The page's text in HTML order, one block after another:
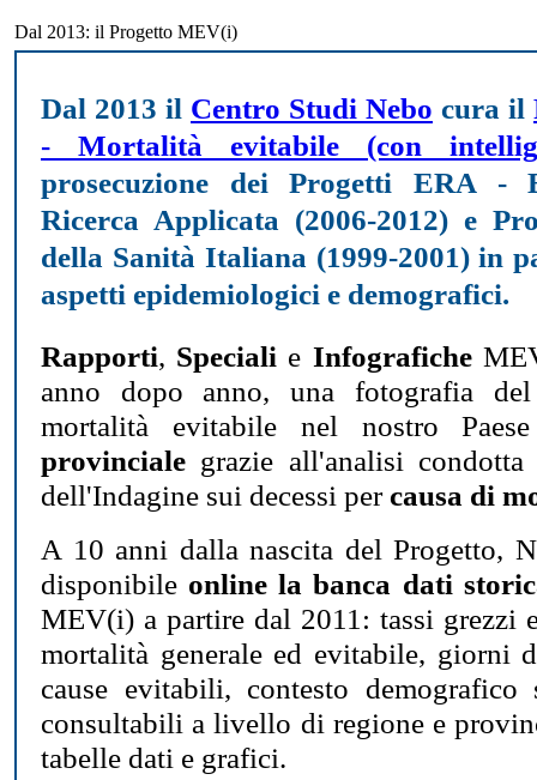
Dal 2013: il Progetto MEV(i)
Dal 2013 il Centro Studi Nebo cura il
- Mortalità evitabile (con
prosecuzione dei Progetti ERA -
Ricerca Applicata (2006-2012) e
della Sanità Italiana (1999-2001) in
aspetti epidemiologici e demografici.
Rapporti, Speciali e Infografiche
anno dopo anno, una fotografia
mortalità evitabile nel nostro
provinciale grazie all'analisi
dell'Indagine sui decessi percausa di
A 10 anni dalla nascita del Progetto,
disponibile online la banca dati
MEV(i) a partire dal 2011: tassi grezzi
mortalità generale ed evitabile, giorni
cause evitabili, contesto demografico
consultabili a livello di regione e
tabelle dati e grafici.